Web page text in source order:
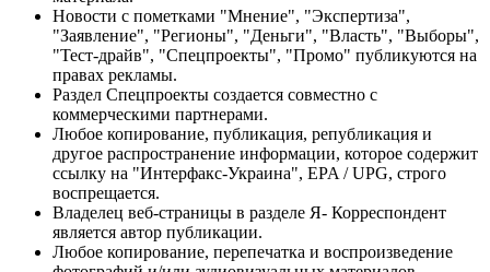
Новости с пометками "Мнение", "Экспертиза",
"Заявление", "Регионы", "Деньги", "Власть", "Выборы",
"Тест-драйв", "Спецпроекты", "Промо" публикуются на
правах рекламы.
Раздел Спецпроекты создается совместно с
коммерческими партнерами.
Любое копирование, публикация, републикация и
другое распространение информации, которое содержит
ссылку на "Интерфакс-Украина", EPA / UPG, строго
воспрещается.
Владелец веб-страницы в разделе Я- Корреспондент
является автор публикации.
Любое копирование, перепечатка и воспроизведение